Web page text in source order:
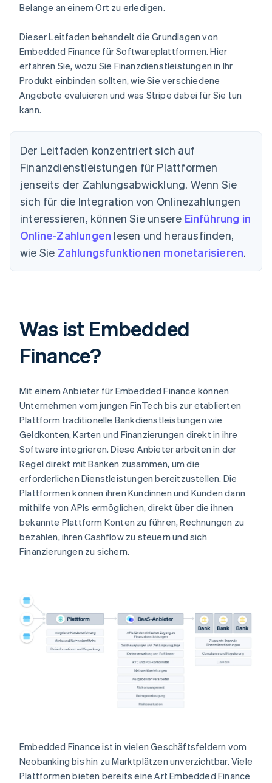
Belange an einem Ort zu erledigen.
Dieser Leitfaden behandelt die Grundlagen von
Embedded Finance für Softwareplattformen. Hier
erfahren Sie, wozu Sie Finanzdienstleistungen in Ihr
Produkt einbinden sollten, wie Sie verschiedene
Angebote evaluieren und was Stripe dabei für Sie tun
kann.
Der Leitfaden konzentriert sich auf
Finanzdienstleistungen für Plattformen
jenseits der Zahlungsabwicklung. Wenn Sie
sich für die Integration von Onlinezahlungen
interessieren, können Sie unsere Einführung in
Online-Zahlungen lesen und herausfinden,
wie Sie Zahlungsfunktionen monetarisieren.
Was ist Embedded
Finance?
Mit einem Anbieter für Embedded Finance können
Unternehmen vom jungen FinTech bis zur etablierten
Plattform traditionelle Bankdienstleistungen wie
Geldkonten, Karten und Finanzierungen direkt in ihre
Software integrieren. Diese Anbieter arbeiten in der
Regel direkt mit Banken zusammen, um die
erforderlichen Dienstleistungen bereitzustellen. Die
Plattformen können ihren Kundinnen und Kunden dann
mithilfe von APIs ermöglichen, direkt über die ihnen
bekannte Plattform Konten zu führen, Rechnungen zu
bezahlen, ihren Cashflow zu steuern und sich
Finanzierungen zu sichern.
Embedded Finance ist in vielen Geschäftsfeldern vom
Neobanking bis hin zu Marktplätzen unverzichtbar. Viele
Plattformen bieten bereits eine Art Embedded Finance